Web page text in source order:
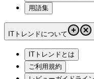
用語集
ITトレンドについて
ITトレンドとは
ご利用規約